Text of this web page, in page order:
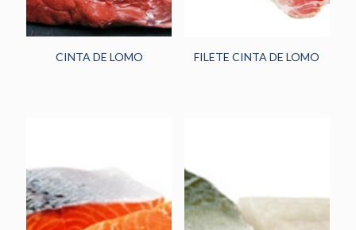
NOVEDADES(13)
CINTA DE LOMO FILETE CINTA DE LOMO